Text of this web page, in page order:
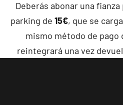
Deberás abonar una
parking de 15€, que se
mismo método de pago
reintegrará una vez